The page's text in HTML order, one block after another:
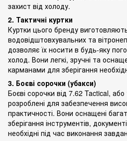
захист від холоду.
2. Тактичні куртки
Куртки цього бренду
водовідштовхувальних та
дозволяє їх носити в будь-яку
холод. Вони легкі, зручні та
карманами для зберігання
3. Боєві сорочки (убакси)
Боєві сорочки від 7.62 Tactical, або
розроблені для забезпечення
практичності. Вони оснащені
зберігання інструментів,
необхідні під час виконання